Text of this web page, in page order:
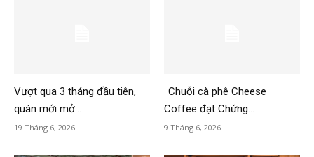
Vượt qua 3 tháng đầu tiên,
quán mới mở...
19 Tháng 6, 2026
Chuỗi cà phê Cheese
Coffee đạt Chứng...
9 Tháng 6, 2026